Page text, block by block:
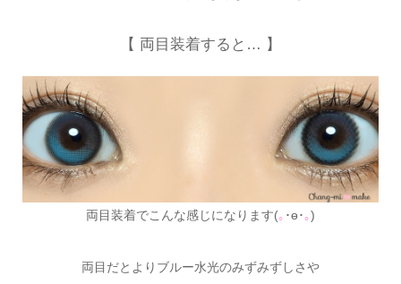
【 両目装着すると… 】
両目装着でこんな感じになります(｡ ･ө･｡)
両目だとよりブルー水光のみずみずしさや